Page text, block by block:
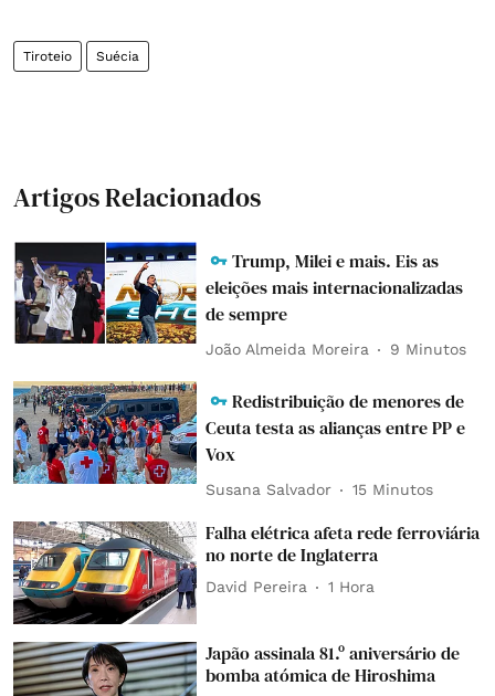
Tiroteio Suécia
Artigos Relacionados
Trump, Milei e mais. Eis as
eleições mais internacionalizadas
de sempre
João Almeida Moreira 9 Minutos
Redistribuição de menores de
Ceuta testa as alianças entre PP e
Vox
Susana Salvador 15 Minutos
Falha elétrica afeta rede ferroviária
no norte de Inglaterra
David Pereira 1 Hora
Japão assinala 81.º aniversário de
bomba atómica de Hiroshima